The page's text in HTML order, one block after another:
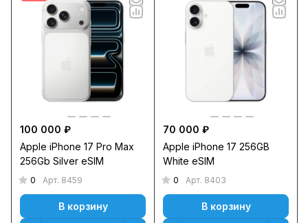
100 000 ₽
Apple iPhone 17 Pro Max
256Gb Silver eSIM
0 Арт. 8459
В корзину
70 000 ₽
Apple iPhone 17 256GB
White eSIM
0 Арт. 8403
В корзину